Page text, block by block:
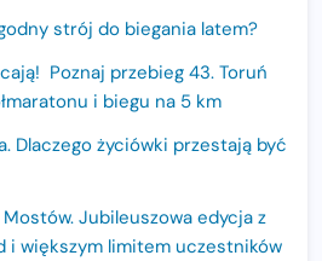
strój do biegania latem?
Poznaj przebieg 43. Toruń
i biegu na 5 km
Dlaczego życiówki przestają być
Mostów. Jubileuszowa edycja z
i większym limitem uczestników